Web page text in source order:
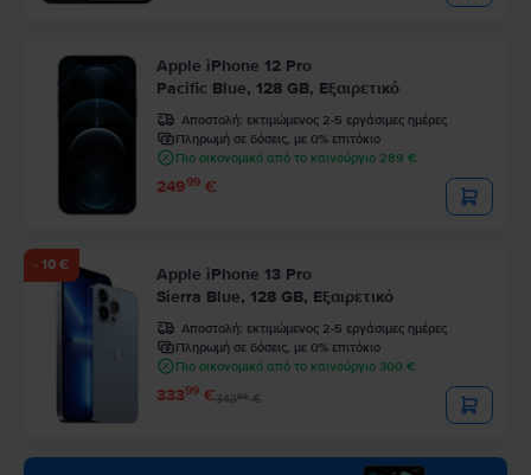
Apple iPhone 12 Pro
Pacific Blue, 128 GB, Εξαιρετικό
Αποστολή: εκτιμώμενος 2-5 εργάσιμες ημέρες
Πληρωμή σε δόσεις, με 0% επιτόκιο
Πιο οικονομικό από το καινούργιο 289 €
24999 €
- 10 €
Apple iPhone 13 Pro
Sierra Blue, 128 GB, Εξαιρετικό
Αποστολή: εκτιμώμενος 2-5 εργάσιμες ημέρες
Πληρωμή σε δόσεις, με 0% επιτόκιο
Πιο οικονομικό από το καινούργιο 300 €
33399 €34399€